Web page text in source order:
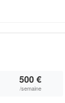
500 €
/semaine